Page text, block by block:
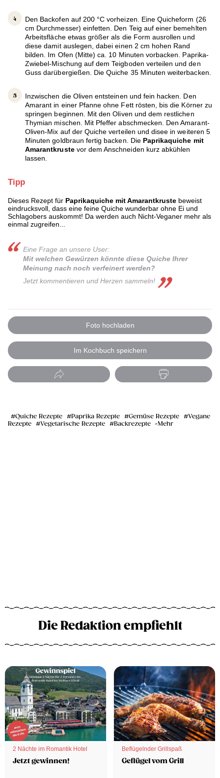
Den Backofen auf 200 °C vorheizen. Eine Quicheform (26
cm Durchmesser) einfetten. Den Teig auf einer bemehlten
Arbeitsfläche etwas größer als die Form ausrollen und
diese damit auslegen, dabei einen 2 cm hohen Rand
bilden. Im Ofen (Mitte) ca. 10 Minuten vorbacken. Paprika-
Zwiebel-Mischung auf dem Teigboden verteilen und den
Guss darübergießen. Die Quiche 35 Minuten weiterbacken.
Inzwischen die Oliven entsteinen und fein hacken. Den
Amarant in einer Pfanne ohne Fett rösten, bis die Körner zu
springen beginnen. Mit den Oliven und dem restlichen
Thymian mischen. Mit Pfeffer abschmecken. Den Amarant-
Oliven-Mix auf der Quiche verteilen und disee in weiteren 5
Minuten goldbraun fertig backen. Die Paprikaquiche mit
Amarantkrustevor dem Anschneiden kurz abkühlen
lassen.
Tipp
Dieses Rezept für Paprikaquiche mit Amarantkruste beweist
eindrucksvoll, dass eine feine Quiche wunderbar ohne Ei und
Schlagobers auskommt! Da werden auch Nicht-Veganer mehr als
einmal zugreifen...
Eine Frage an unsere User:
Mit welchen Gewürzen könnte diese Quiche Ihrer
Meinung nach noch verfeinert werden?
Jetzt kommentieren und Herzen sammeln!
Foto hochladen
Im Kochbuch speichern
Quiche Rezepte Paprika Rezepte Gemüse Rezepte
Vegane
Rezepte
Vegetarische Rezepte Backrezepte Mehr
Die Redaktion empfiehlt
2 Nächte im Romantik Hotel
Jetzt gewinnen!
Beflügelnder Grillspaß
Geflügel vom Grill